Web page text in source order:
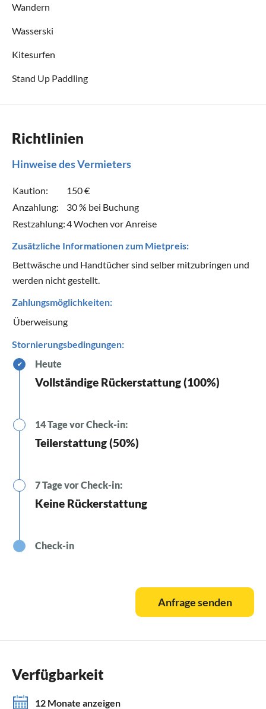
Wandern
Wasserski
Kitesurfen
Stand Up Paddling
Richtlinien
Hinweise des Vermieters
Kaution:
150 €
Anzahlung:
30 % bei Buchung
Restzahlung:4 Wochen vor Anreise
Zusätzliche Informationen zum Mietpreis:
Bettwäsche und Handtücher sind selber mitzubringen und
werden nicht gestellt.
Zahlungsmöglichkeiten:
Überweisung
Stornierungsbedingungen:
✔ Heute
Vollständige Rückerstattung (100%)
14 Tage vor Check-in:
Teilerstattung (50%)
7 Tage vor Check-in:
Keine Rückerstattung
Check-in
Anfrage senden
Verfügbarkeit
12 Monate anzeigen